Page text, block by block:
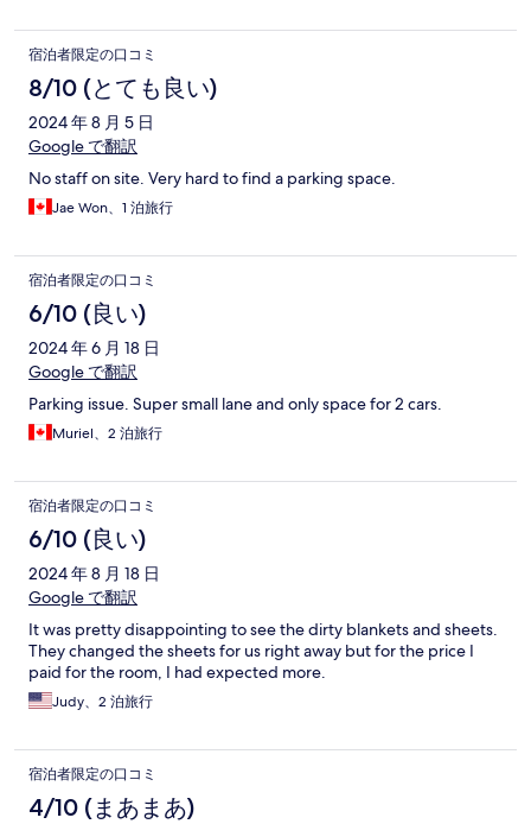
宿泊者限定の口コミ
8/10 (とても良い)
2024 年 8 月 5 日
Google で翻訳
No staff on site. Very hard to find a parking space.
Jae Won、1 泊旅行
宿泊者限定の口コミ
6/10 (良い)
2024 年 6 月 18 日
Google で翻訳
Parking issue. Super small lane and only space for 2 cars.
Muriel、2 泊旅行
宿泊者限定の口コミ
6/10 (良い)
2024 年 8 月 18 日
Google で翻訳
It was pretty disappointing to see the dirty blankets and sheets.
They changed the sheets for us right away but for the price I
paid for the room, I had expected more.
Judy、2 泊旅行
宿泊者限定の口コミ
4/10 (まあまあ)